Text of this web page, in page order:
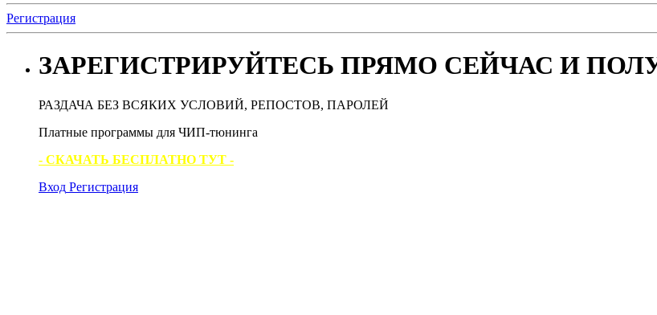
Регистрация
ЗАРЕГИСТРИРУЙТЕСЬ ПРЯМО СЕЙЧАС И
РАЗДАЧА БЕЗ ВСЯКИХ УСЛОВИЙ, РЕПОСТОВ, ПАРОЛЕЙ
Платные программы для ЧИП-тюнинга
- СКАЧАТЬ БЕСПЛАТНО ТУТ -
Вход Регистрация